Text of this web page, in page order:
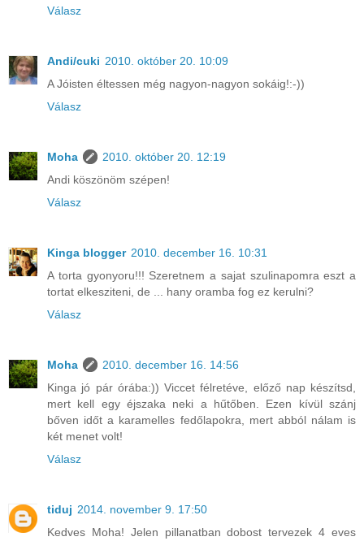
Válasz
Andi/cuki 2010. október 20. 10:09
A Jóisten éltessen még nagyon-nagyon sokáig!:-))
Válasz
Moha
2010. október 20. 12:19
Andi köszönöm szépen!
Válasz
Kinga blogger 2010. december 16. 10:31
A torta gyonyoru!!! Szeretnem a sajat szulinapomra eszt a
tortat elkesziteni, de ... hany oramba fog ez kerulni?
Válasz
Moha
2010. december 16. 14:56
Kinga jó pár órába:)) Viccet félretéve, előző nap készítsd,
mert kell egy éjszaka neki a hűtőben. Ezen kívül szánj
bőven időt a karamelles fedőlapokra, mert abból nálam is
két menet volt!
Válasz
tiduj 2014. november 9. 17:50
Kedves Moha! Jelen pillanatban dobost tervezek 4 eves